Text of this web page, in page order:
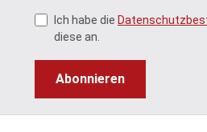
Ich habe die
diese an.
Abonnieren